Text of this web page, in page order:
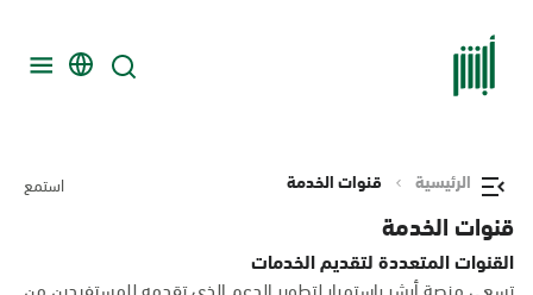
الرئيسية قنوات الخدمة استمع
قنوات الخدمة
القنوات المتعددة لتقديم الخدمات
تسعى منصة أبشر باستمرار لتطوير الدعم الذي تقدمه للمستفيدين من